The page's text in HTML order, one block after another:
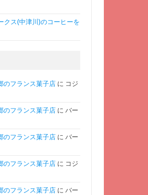
クス(中津川)のコーヒーを
のフランス菓子店に コジ
のフランス菓子店に バー
のフランス菓子店に バー
のフランス菓子店に コジ
のフランス菓子店に バー